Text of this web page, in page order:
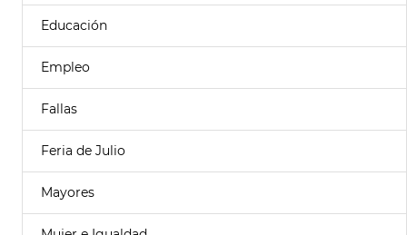
Educación
Empleo
Fallas
Feria de Julio
Mayores